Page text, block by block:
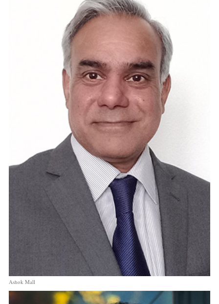
Ashok Mall